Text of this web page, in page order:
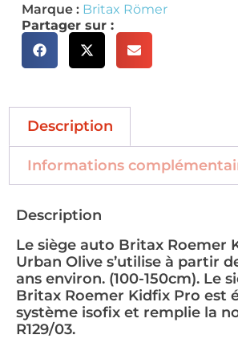
Marque : Britax Römer
Partager sur :
Description
Informations
Description
Le siège auto Britax Roemer
Urban Olive s’utilise à partir
ans environ. (100-150cm). Le
Britax Roemer Kidfix Pro est
système isofix et remplie la
R129/03.